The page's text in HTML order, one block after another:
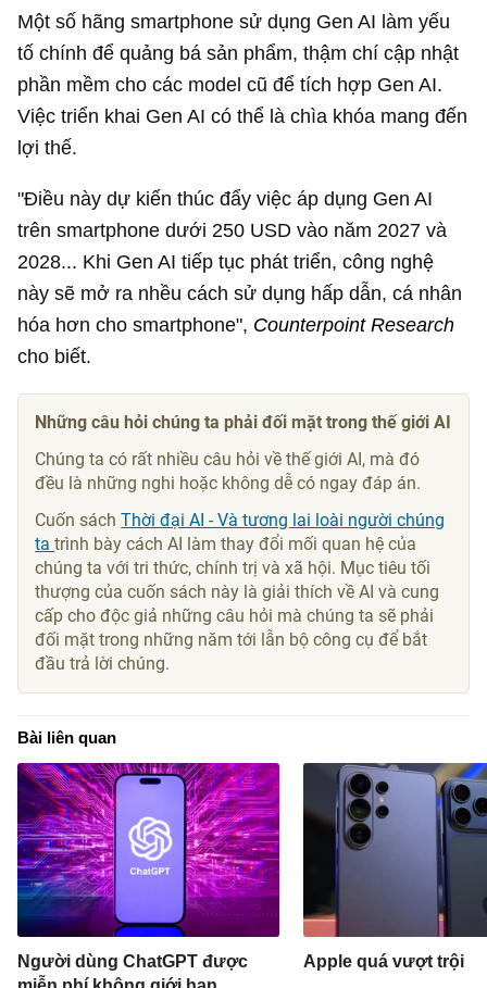
Một số hãng smartphone sử dụng Gen AI làm yếu
tố chính để quảng bá sản phẩm, thậm chí cập nhật
phần mềm cho các model cũ để tích hợp Gen AI.
Việc triển khai Gen AI có thể là chìa khóa mang đến
lợi thế.
"Điều này dự kiến thúc đẩy việc áp dụng Gen AI
trên smartphone dưới 250 USD vào năm 2027 và
2028... Khi Gen AI tiếp tục phát triển, công nghệ
này sẽ mở ra nhều cách sử dụng hấp dẫn, cá nhân
hóa hơn cho smartphone", Counterpoint Research
cho biết.
Những câu hỏi chúng ta phải đối mặt trong thế giới AI
Chúng ta có rất nhiều câu hỏi về thế giới AI, mà đó
đều là những nghi hoặc không dễ có ngay đáp án.
Cuốn sáchThời đại AI - Và tương lai loài người chúng
tatrình bày cách AI làm thay đổi mối quan hệ của
chúng ta với tri thức, chính trị và xã hội. Mục tiêu tối
thượng của cuốn sách này là giải thích về AI và cung
cấp cho độc giả những câu hỏi mà chúng ta sẽ phải
đối mặt trong những năm tới lẫn bộ công cụ để bắt
đầu trả lời chúng.
Bài liên quan
Người dùng ChatGPT được
Apple quá vượt trội